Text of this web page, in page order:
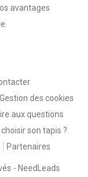
avantages
Gestion des cookies
aux questions
son tapis ?
Partenaires
- NeedLeads